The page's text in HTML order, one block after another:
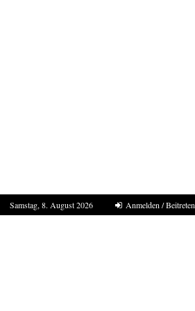
Samstag, 8. August 2026 Anmelden / Beitreten
In Ceuta eskaliert die Situation erneut